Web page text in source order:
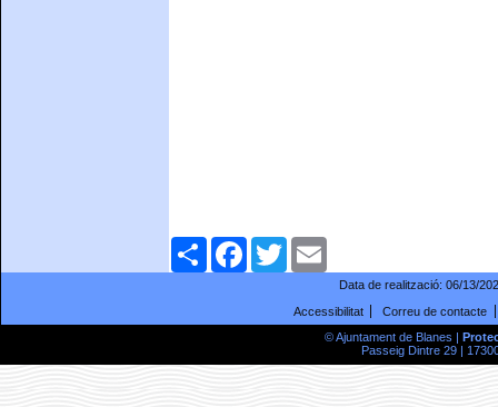
ComparteixFacebookTwitter
Data de realització: 06/13/
Accessibilitat
Correu de contacte
© Ajuntament de Blanes |
Passeig Dintre 29 |